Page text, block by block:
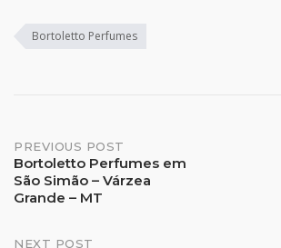
Bortoletto Perfumes
Post
navigation
PREVIOUS POST
Bortoletto Perfumes em
São Simão – Várzea
Grande – MT
NEXT POST